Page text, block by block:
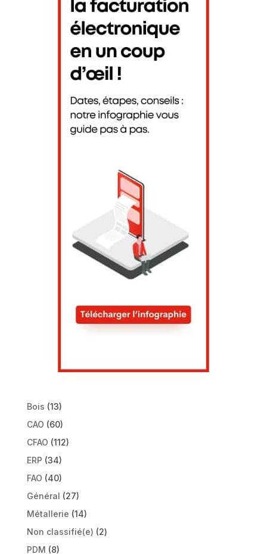
Bois (13)
CAO (60)
CFAO (112)
ERP (34)
FAO (40)
Général (27)
Métallerie (14)
Non classifié(e) (2)
PDM (8)